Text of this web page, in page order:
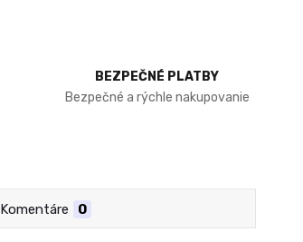
BEZPEČNÉ PLATBY
Bezpečné a rýchle nakupovanie
Komentáre 0